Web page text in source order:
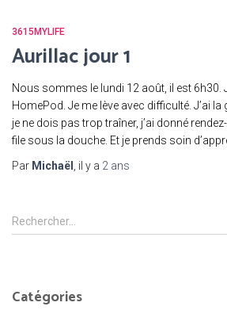
3615MYLIFE
Aurillac jour 1
Nous sommes le lundi 12 août, il est 6h30.
HomePod. Je me lève avec difficulté. J’ai
je ne dois pas trop traîner, j’ai donné
file sous la douche. Et je prends soin
Par Michaël , il y a 2 ans
R
e
r
Rechercher…
Catégories